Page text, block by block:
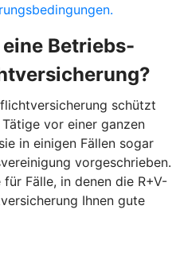
Betriebs-
schützt
vor einer ganzen
in einigen Fällen sogar
vorgeschrieben.
Fälle, in denen die R+V-
Ihnen gute